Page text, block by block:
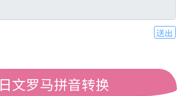
送出
日文罗马拼音转换